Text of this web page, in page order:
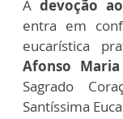
A devoção
entra em
eucarística
Afonso
Sagrado
Santíssima